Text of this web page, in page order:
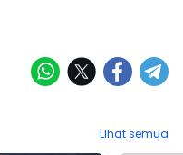
Lihat semua